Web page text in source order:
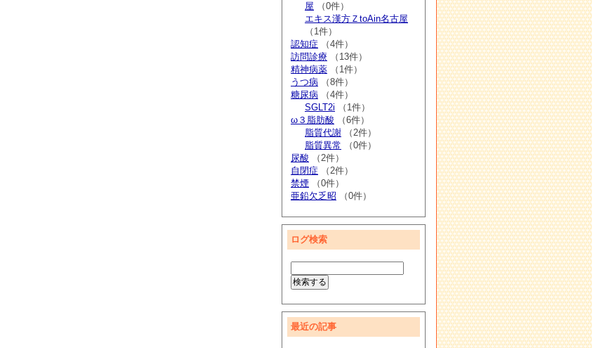
屋 （0件）
エキス漢方ＺtoAin名古屋
（1件）
認知症 （4件）
訪問診療 （13件）
精神病薬 （1件）
うつ病 （8件）
糖尿病 （4件）
SGLT2i （1件）
ω３脂肪酸 （6件）
脂質代謝 （2件）
脂質異常 （0件）
尿酸 （2件）
自閉症 （2件）
禁煙 （0件）
亜鉛欠乏昭 （0件）
ログ検索
最近の記事